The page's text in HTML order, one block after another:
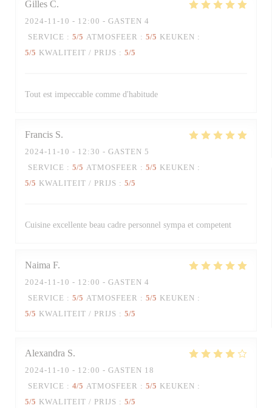
Gilles C
2024-11-10 - 12:00 - GASTEN 4
SERVICE : 5/5 ATMOSFEER : 5/5 KEUKEN :
5/5 KWALITEIT / PRIJS : 5/5
Tout est impeccable comme d'habitude
Francis S
2024-11-10 - 12:30 - GASTEN 5
SERVICE : 5/5 ATMOSFEER : 5/5 KEUKEN :
5/5 KWALITEIT / PRIJS : 5/5
Cuisine excellente beau cadre personnel sympa et competent
Naima F
2024-11-10 - 12:00 - GASTEN 4
SERVICE : 5/5 ATMOSFEER : 5/5 KEUKEN :
5/5 KWALITEIT / PRIJS : 5/5
Alexandra S
2024-11-10 - 12:00 - GASTEN 18
SERVICE : 4/5 ATMOSFEER : 5/5 KEUKEN :
5/5 KWALITEIT / PRIJS : 5/5